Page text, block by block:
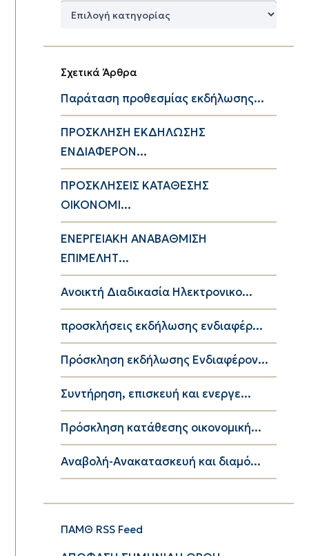
Δημοφιλείς
Σχετικά Άρθρα
Παράταση προθεσμίας εκδήλωσης...
ΠΡΟΣΚΛΗΣΗ ΕΚΔΗΛΩΣΗΣ
ΕΝΔΙΑΦΕΡΟΝ...
ΠΡΟΣΚΛΗΣΕΙΣ ΚΑΤΑΘΕΣΗΣ
ΟΙΚΟΝΟΜΙ...
ΕΝΕΡΓΕΙΑΚΗ ΑΝΑΒΑΘΜΙΣΗ
ΕΠΙΜΕΛΗΤ...
Ανοικτή Διαδικασία Ηλεκτρονικο...
προσκλήσεις εκδήλωσης ενδιαφέρ...
Πρόσκληση εκδήλωσης Ενδιαφέρον...
Συντήρηση, επισκευή και ενεργε...
Πρόσκληση κατάθεσης οικονομική...
Αναβολή-Ανακατασκευή και διαμό...
ΠΑΜΘ RSS Feed